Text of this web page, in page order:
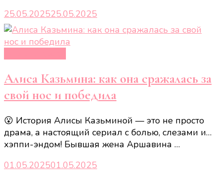
25.05.202525.05.2025
Алиса Казьмина: как она сражалась за
свой нос и победила
😮 История Алисы Казьминой — это не просто
драма, а настоящий сериал с болью, слезами и…
хэппи-эндом! Бывшая жена Аршавина …
01.05.202501.05.2025